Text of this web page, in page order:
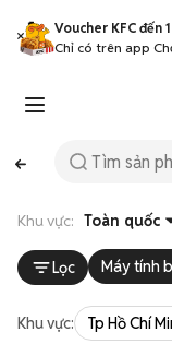
Voucher KFC đến
Chỉ có trên app
Khu vực: Toàn quốc
Lọc Máy tính
Khu vực: Tp Hồ Chí